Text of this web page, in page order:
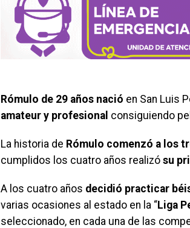
Rómulo de 29 años nació en San Luis
amateur y profesional consiguiendo
La historia de Rómulo comenzó a los
cumplidos los cuatro años realizó su
A los cuatro años decidió practicar
varias ocasiones al estado en la “Liga
seleccionado, en cada una de las